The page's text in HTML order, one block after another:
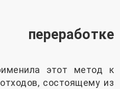
этот метод к
состоящему из